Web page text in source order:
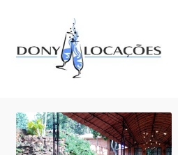
para
navegação
para
o
Cadastro de Clientes